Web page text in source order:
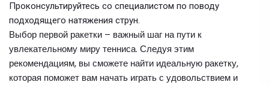
Проконсультируйтесь со специалистом по поводу
подходящего натяжения струн.
Выбор первой ракетки – важный шаг на пути к
увлекательному миру тенниса. Следуя этим
рекомендациям, вы сможете найти идеальную ракетку,
которая поможет вам начать играть с удовольствием и